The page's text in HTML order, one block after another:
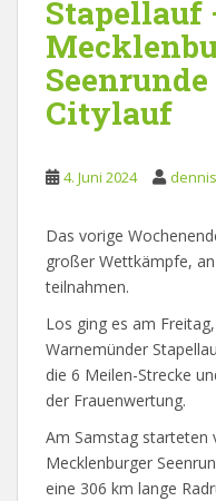
Stapellauf
Citylauf
4. Juni 2024 dennis
Das vorige
großer Wettkämpfe,
teilnahmen.
Los ging es am
Warnemünder
die 6 Meilen-Strecke
der Frauenwertung.
Am Samstag starteten
Mecklenburger
eine 306 km lange